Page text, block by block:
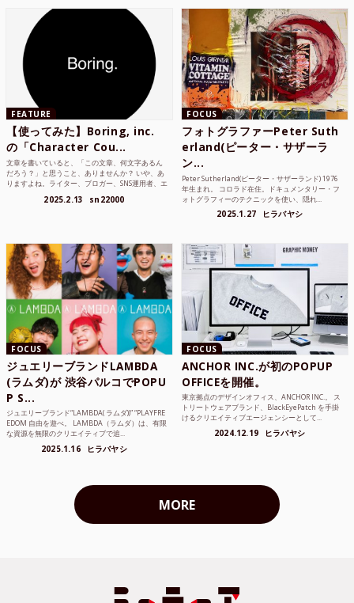
FEATURE
【使ってみた】Boring, inc.
の「Character Cou...
文章を書いていると、「この文章、何文字あるん
だろう？」と思うこと、ありませんか？ いや、あ
りますよね。ライター、ブロガー、SNS運用者、エ
2025.2.13 sn22000
FOCUS
フォトグラファーPeter Suth
erland(ピーター・サザーラ
ン...
Peter Sutherland(ピーター・サザーランド) 1976
年生まれ。 コロラド在住。ドキュメンタリー・フ
ォトグラフィーのテクニックを使い、隠れ...
2025.1.27 ヒラバヤシ
FOCUS
ジュエリーブランドLAMBDA
(ラムダ)が 渋谷パルコでPOPU
P S...
ジュエリーブランド“LAMBDA( ラムダ))” “PLAYFRE
EDOM 自由を遊べ。 LAMBDA（ラムダ）は、有限
な資源を無限のクリエイティブで追...
2025.1.16 ヒラバヤシ
FOCUS
ANCHOR INC.が初のPOPUP
OFFICEを開催。
東京拠点のデザインオフィス、ANCHOR INC.。 ス
トリートウェアブランド、BlackEyePatch を手掛
けるクリエイティブエージェンシーとして...
2024.12.19 ヒラバヤシ
MORE